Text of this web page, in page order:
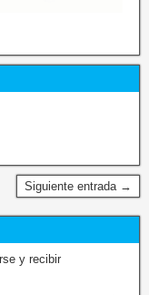
Siguiente entrada →
y recibir